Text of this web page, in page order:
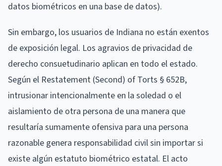
datos biométricos en una base de datos).
Sin embargo, los usuarios de Indiana no están exentos
de exposición legal. Los agravios de privacidad de
derecho consuetudinario aplican en todo el estado.
Según el Restatement (Second) of Torts § 652B,
intrusionar intencionalmente en la soledad o el
aislamiento de otra persona de una manera que
resultaría sumamente ofensiva para una persona
razonable genera responsabilidad civil sin importar si
existe algún estatuto biométrico estatal. El acto